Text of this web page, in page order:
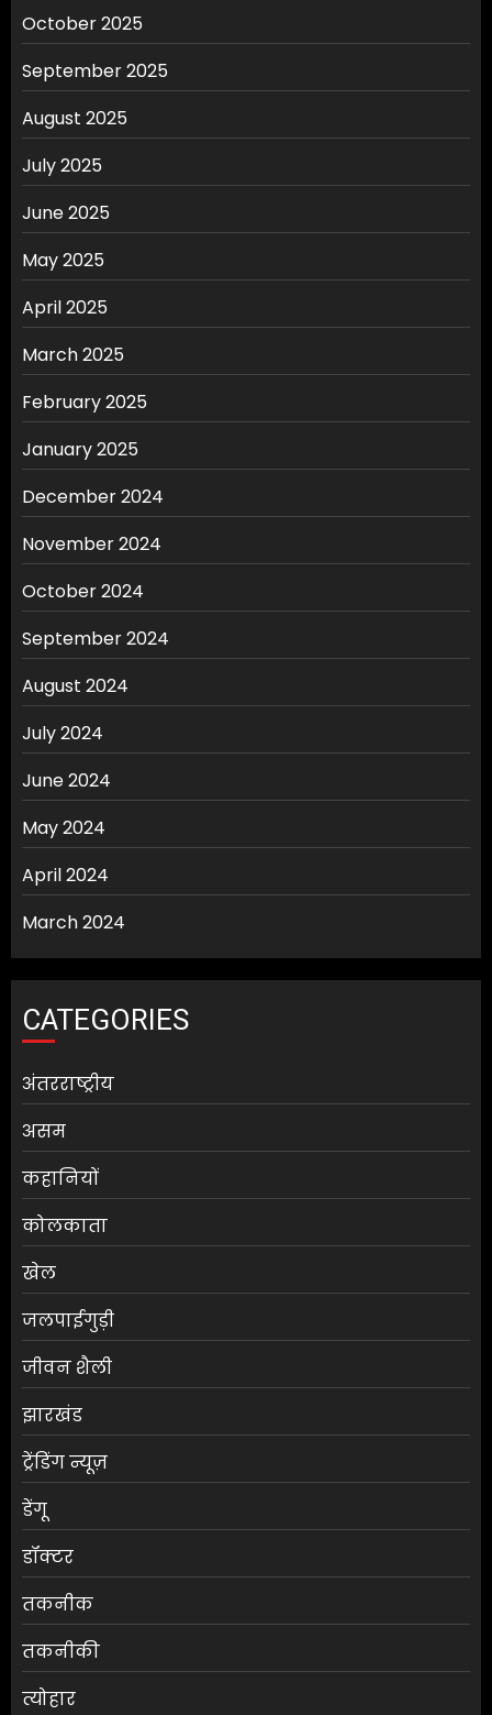
October 2025
September 2025
August 2025
July 2025
June 2025
May 2025
April 2025
March 2025
February 2025
January 2025
December 2024
November 2024
October 2024
September 2024
August 2024
July 2024
June 2024
May 2024
April 2024
March 2024
CATEGORIES
अंतरराष्ट्रीय
असम
कहानियों
कोलकाता
खेल
जलपाईगुड़ी
जीवन शैली
झारखंड
ट्रेंडिंग न्यूज़
डेंगू
डॉक्टर
तकनीक
तकनीकी
त्योहार